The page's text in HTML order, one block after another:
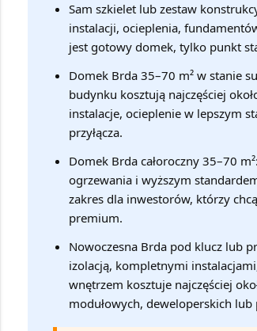
Sam szkielet lub zestaw
instalacji, ocieplenia,
jest gotowy domek, tylko punkt
Domek Brda 35–70 m² w stanie
budynku kosztują najczęściej
instalacje, ocieplenie w lepszym
przyłącza.
Domek Brda całoroczny 35–70 m²:
ogrzewania i wyższym
zakres dla inwestorów, którzy
premium.
Nowoczesna Brda pod klucz lub
izolacją, kompletnymi
wnętrzem kosztuje najczęściej
modułowych, deweloperskich